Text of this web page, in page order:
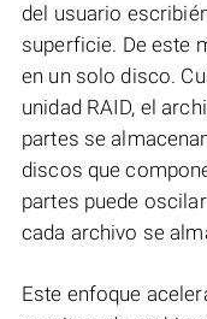
del usuario
superficie. De este
en un solo disco.
unidad RAID, el
partes se
discos que
partes puede
cada archivo se
Este enfoque